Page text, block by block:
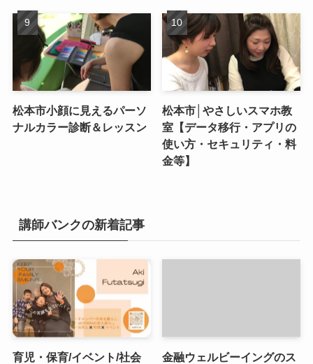
松本市小顔に見えるパーソ
ナルカラー診断＆レッスン
松本市│やさしいスマホ教
室【データ移行・アプリの
使い方・セキュリティ・料
金等】
講師バンクの新着記事
育児・保育/イベント/社会
金融ウェルビーイングのス